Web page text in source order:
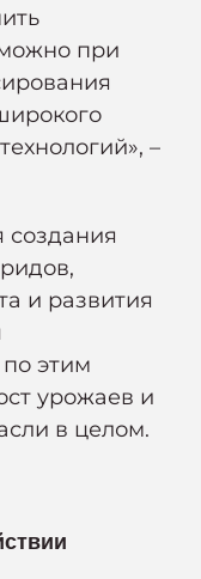
при
–
создания
и развития
этим
урожаев и
в целом.